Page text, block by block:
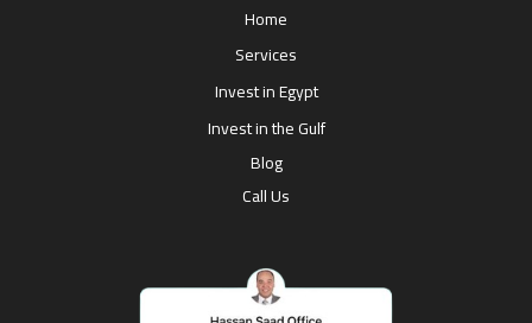
Home
Services
Invest in Egypt
Invest in the Gulf
Blog
Call Us